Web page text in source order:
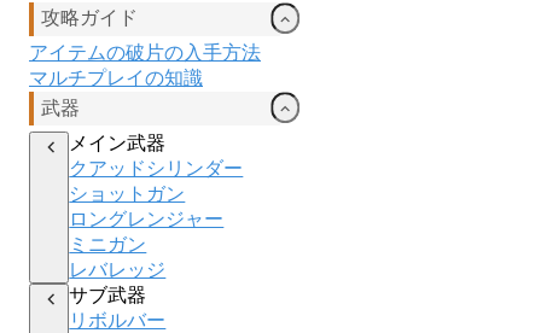
攻略ガイド
アイテムの破片の入手方法
マルチプレイの知識
武器
メイン武器
クアッドシリンダー
ショットガン
ロングレンジャー
ミニガン
レバレッジ
サブ武器
リボルバー